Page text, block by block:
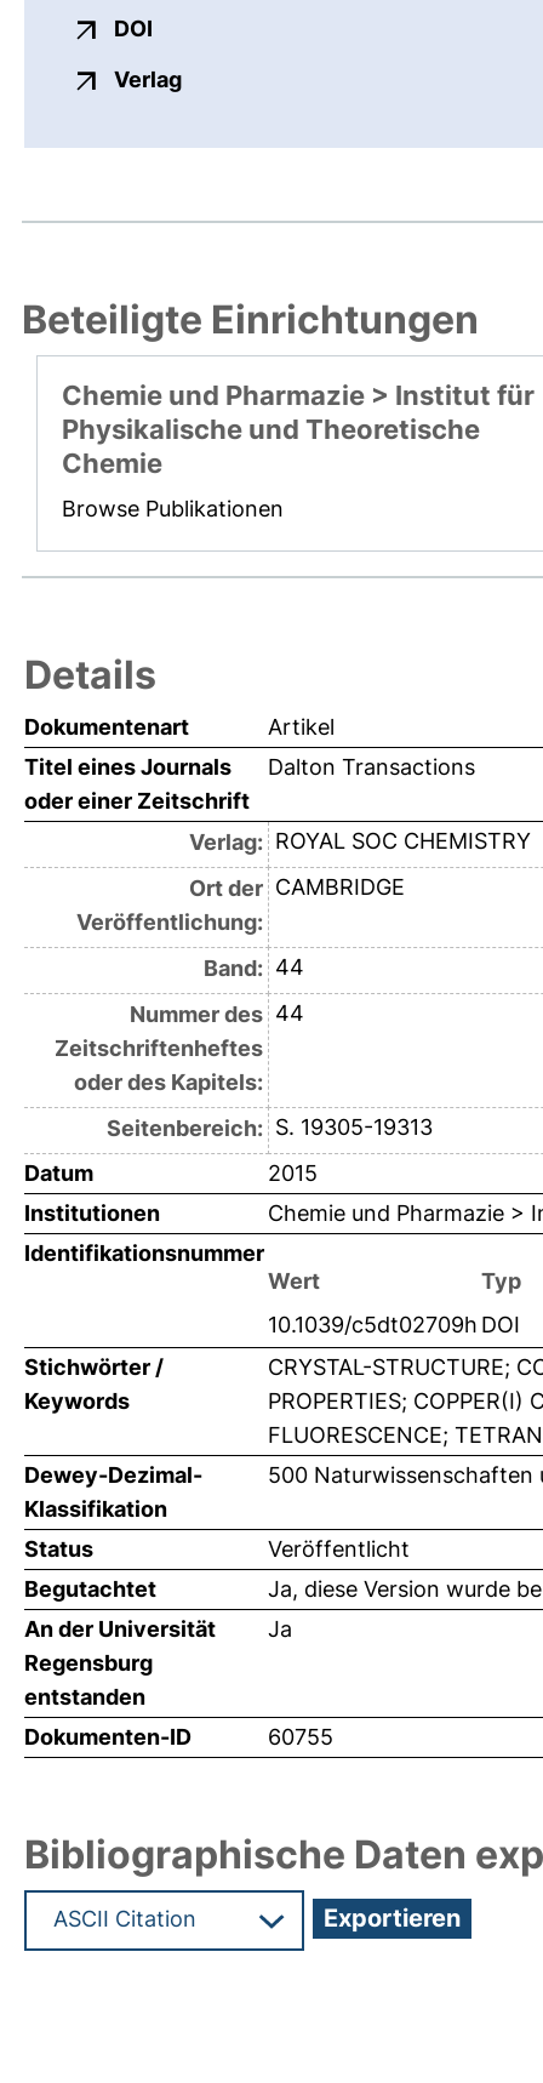
DOI
Verlagexterner Link, öffnet neues
Beteiligte Einrichtungen
Chemie und Pharmazie > Institut für
Physikalische und Theoretische
Chemie
Browse Publikationen
Details
Dokumentenart
Artikel
Titel eines Journals
oder einer Zeitschrift
Dalton Transactions
Verlag: ROYAL SOC CHEMISTRY
Ort der
Veröffentlichung:
CAMBRIDGE
Band: 44
Nummer des
Zeitschriftenheftes
oder des Kapitels:
44
Seitenbereich: S. 19305-19313
Datum
2015
Institutionen
Chemie und Pharmazie >
Identifikationsnummer
Wert
Typ
10.1039/c5dt02709h DOI
Stichwörter /
Keywords
CRYSTAL-STRUCTURE;
PROPERTIES; COPPER(I)
FLUORESCENCE;
Dewey-Dezimal-
Klassifikation
500 Naturwissenschaften
Status
Veröffentlicht
Begutachtet
Ja, diese Version wurde
An der Universität
Regensburg
entstanden
Ja
Dokumenten-ID 60755
Bibliographische Daten